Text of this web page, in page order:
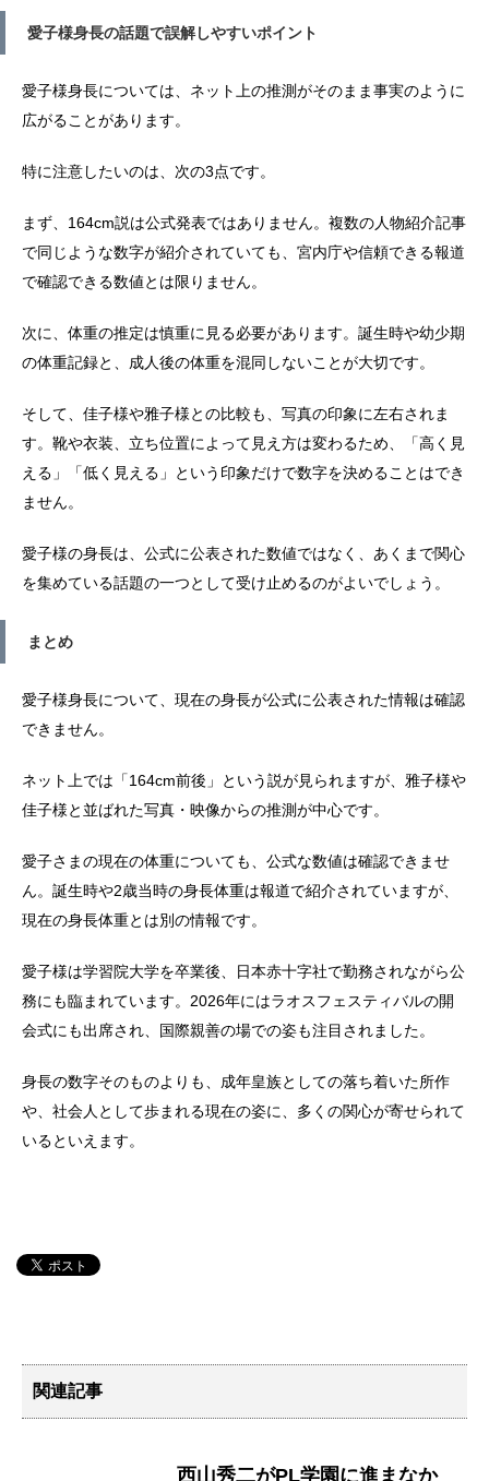
愛子様身長の話題で誤解しやすいポイント
愛子様身長については、ネット上の推測がそのまま事実のように
広がることがあります。
特に注意したいのは、次の3点です。
まず、164cm説は公式発表ではありません。複数の人物紹介記事
で同じような数字が紹介されていても、宮内庁や信頼できる報道
で確認できる数値とは限りません。
次に、体重の推定は慎重に見る必要があります。誕生時や幼少期
の体重記録と、成人後の体重を混同しないことが大切です。
そして、佳子様や雅子様との比較も、写真の印象に左右されま
す。靴や衣装、立ち位置によって見え方は変わるため、「高く見
える」「低く見える」という印象だけで数字を決めることはでき
ません。
愛子様の身長は、公式に公表された数値ではなく、あくまで関心
を集めている話題の一つとして受け止めるのがよいでしょう。
まとめ
愛子様身長について、現在の身長が公式に公表された情報は確認
できません。
ネット上では「164cm前後」という説が見られますが、雅子様や
佳子様と並ばれた写真・映像からの推測が中心です。
愛子さまの現在の体重についても、公式な数値は確認できませ
ん。誕生時や2歳当時の身長体重は報道で紹介されていますが、
現在の身長体重とは別の情報です。
愛子様は学習院大学を卒業後、日本赤十字社で勤務されながら公
務にも臨まれています。2026年にはラオスフェスティバルの開
会式にも出席され、国際親善の場での姿も注目されました。
身長の数字そのものよりも、成年皇族としての落ち着いた所作
や、社会人として歩まれる現在の姿に、多くの関心が寄せられて
いるといえます。
関連記事
西山秀二がPL学園に進まなか